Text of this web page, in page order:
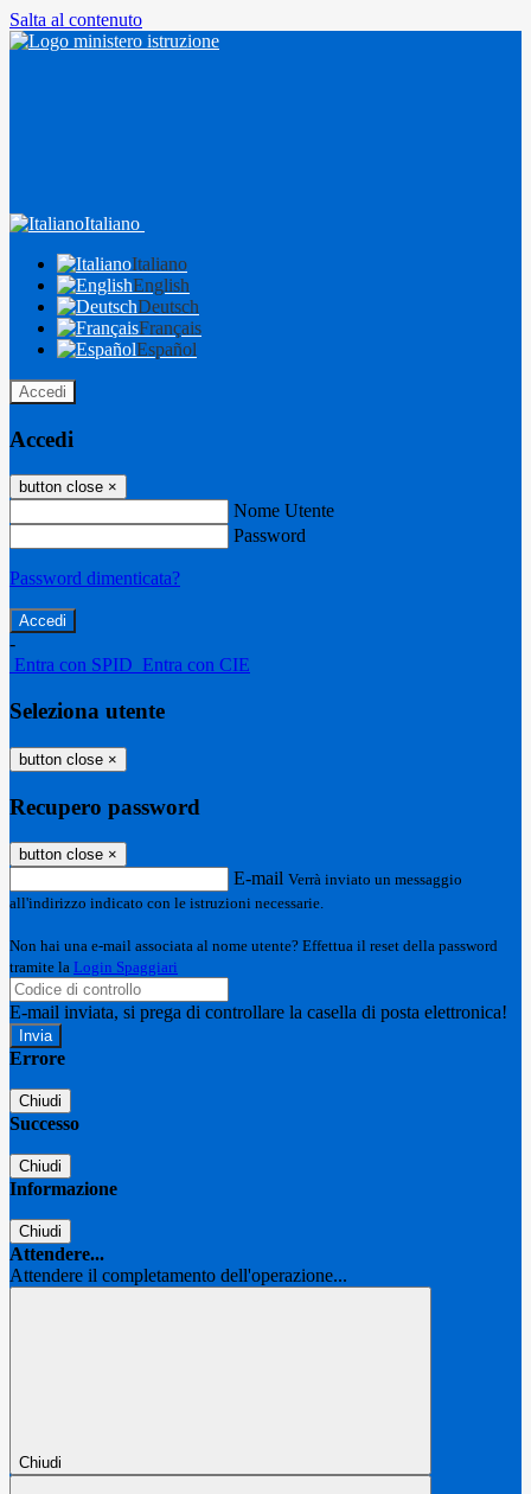
Salta al contenuto
Italiano
Italiano
English
Deutsch
Français
Español
Accedi
Accedi
button close ×
Nome Utente
Password
Password dimenticata?
-
Entra con SPID Entra con CIE
Seleziona utente
button close ×
Recupero password
button close ×
E-mail Verrà inviato un messaggio
all'indirizzo indicato con le istruzioni necessarie.
Non hai una e-mail associata al nome utente? Effettua il reset della password
tramite la Login Spaggiari
E-mail inviata, si prega di controllare la casella di posta elettronica!
Errore
Chiudi
Successo
Chiudi
Informazione
Chiudi
Attendere...
Attendere il completamento dell'operazione...
Chiudi